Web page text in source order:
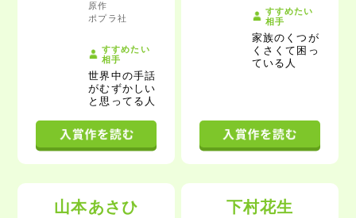
原作
ポプラ社
すすめたい
相手
世界中の手話
がむずかしい
と思ってる人
すすめたい
相手
家族のくつが
くさくて困っ
ている人
山本あさひ 下村花生